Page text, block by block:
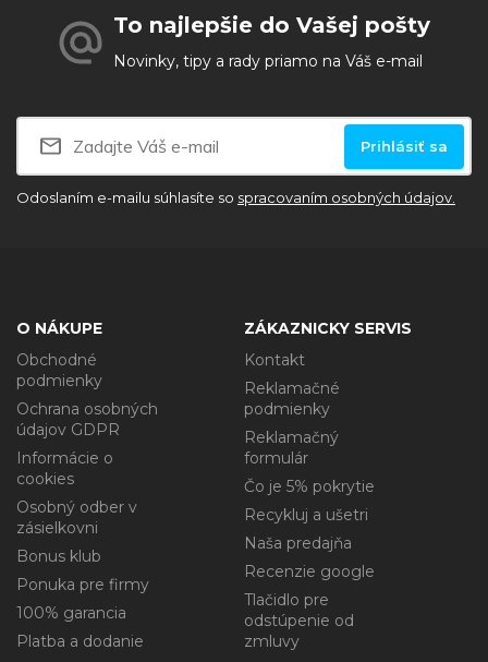
To najlepšie do Vašej pošty
Novinky, tipy a rady priamo na Váš e-mail
Prihlásiť sa
Odoslaním e-mailu súhlasíte so spracovaním osobných údajov.
O NÁKUPE
Obchodné
podmienky
Ochrana osobných
údajov GDPR
Informácie o
cookies
Osobný odber v
zásielkovni
Bonus klub
Ponuka pre firmy
100% garancia
Platba a dodanie
ZÁKAZNICKY SERVIS
Kontakt
Reklamačné
podmienky
Reklamačný
formulár
Čo je 5% pokrytie
Recykluj a ušetri
Naša predajňa
Recenzie google
Tlačidlo pre
odstúpenie od
zmluvy